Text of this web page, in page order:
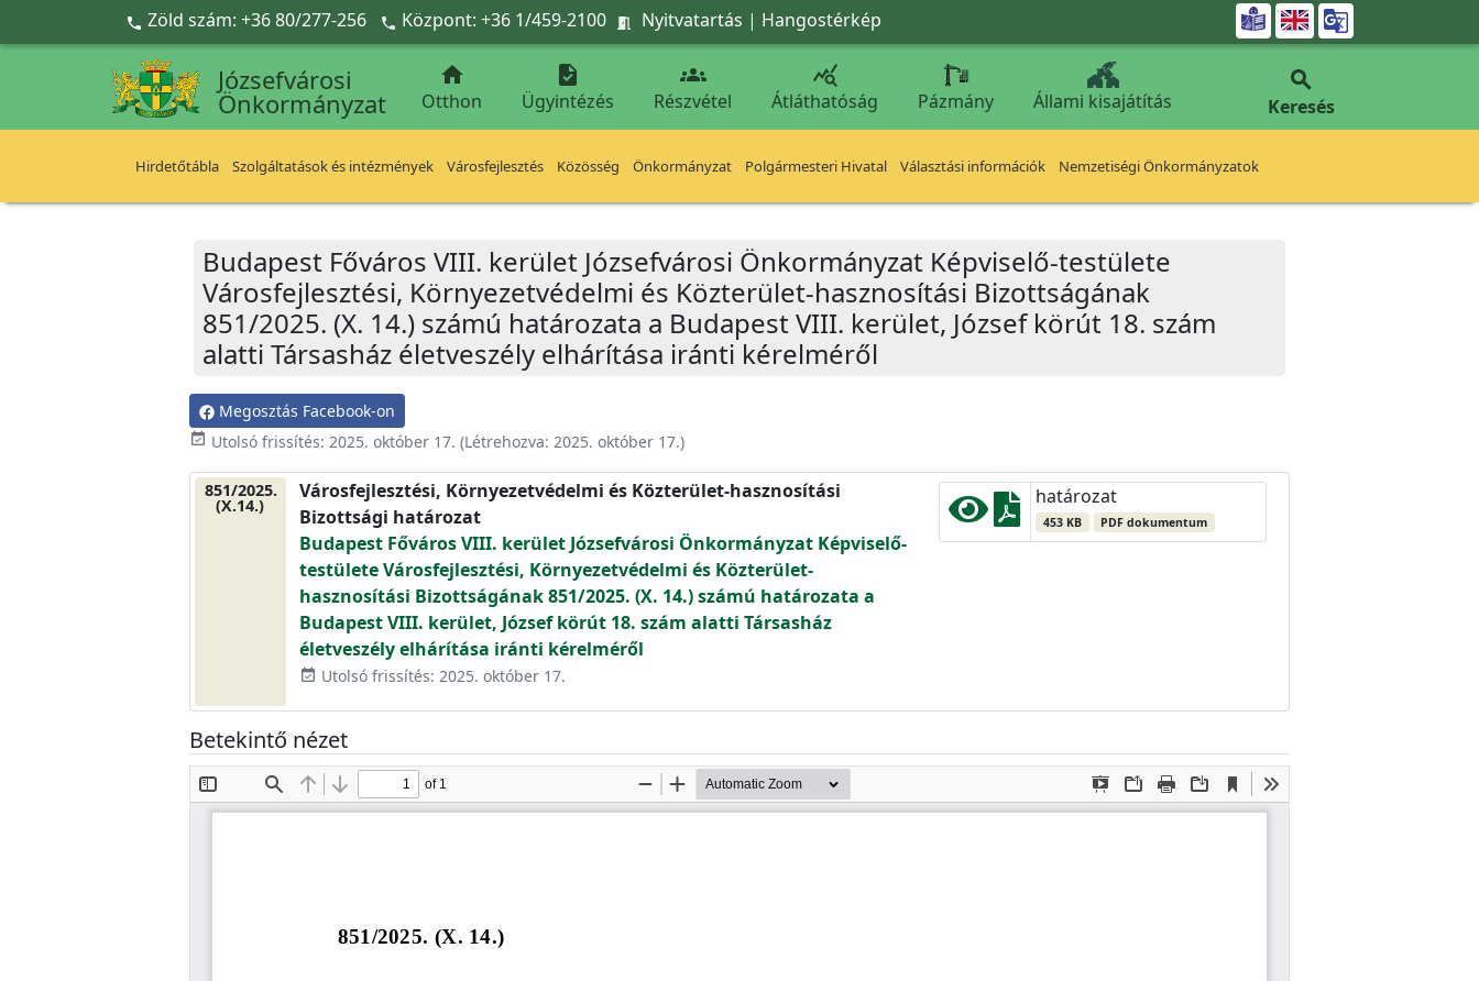
Ugrás a fő tartalomra
 Zöld szám: +36 80/277-256  Központ: +36 1/459-2100  Nyitvatartás | Hangostérkép 
Józsefvárosi
Önkormányzat

Otthon

Ügyintézés

Részvétel

Átláthatóság Pázmány Állami kisajátítás

Keresés
Hirdetőtábla Szolgáltatások és intézmények Városfejlesztés Közösség Önkormányzat Polgármesteri Hivatal Választási információk Nemzetiségi Önkormányzatok
Budapest Főváros VIII. kerület Józsefvárosi Önkormányzat Képviselő-testülete
Városfejlesztési, Környezetvédelmi és Közterület-hasznosítási Bizottságának
851/2025. (X. 14.) számú határozata a Budapest VIII. kerület, József körút 18. szám
alatti Társasház életveszély elhárítása iránti kérelméről
Megosztás Facebook-on
event_available Utolsó frissítés: 2025. október 17. (Létrehozva: 2025. október 17.)
851/2025.
(X.14.)
Városfejlesztési, Környezetvédelmi és Közterület-hasznosítási
Bizottsági határozat
Budapest Főváros VIII. kerület Józsefvárosi Önkormányzat Képviselő-
testülete Városfejlesztési, Környezetvédelmi és Közterület-
hasznosítási Bizottságának 851/2025. (X. 14.) számú határozata a
Budapest VIII. kerület, József körút 18. szám alatti Társasház
életveszély elhárítása iránti kérelméről
event_available Utolsó frissítés: 2025. október 17.
határozat
453 KB PDF dokumentum
Betekintő nézet